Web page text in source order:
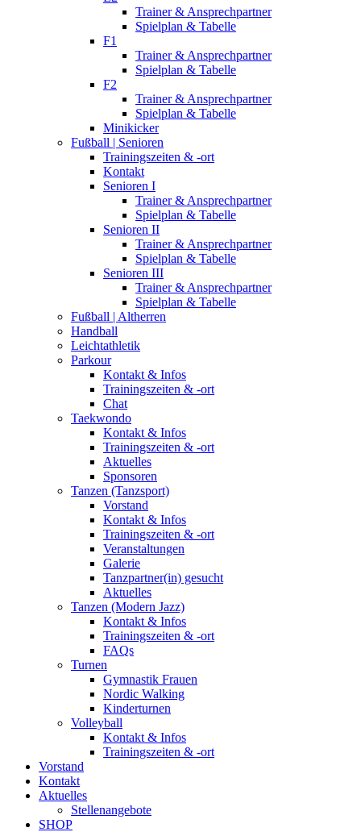
Trainer & Ansprechpartner
Spielplan & Tabelle
F1
Trainer & Ansprechpartner
Spielplan & Tabelle
F2
Trainer & Ansprechpartner
Spielplan & Tabelle
Minikicker
Fußball | Senioren
Trainingszeiten & -ort
Kontakt
Senioren I
Trainer & Ansprechpartner
Spielplan & Tabelle
Senioren II
Trainer & Ansprechpartner
Spielplan & Tabelle
Senioren III
Trainer & Ansprechpartner
Spielplan & Tabelle
Fußball | Altherren
Handball
Leichtathletik
Parkour
Kontakt & Infos
Trainingszeiten & -ort
Chat
Taekwondo
Kontakt & Infos
Trainingszeiten & -ort
Aktuelles
Sponsoren
Tanzen (Tanzsport)
Vorstand
Kontakt & Infos
Trainingszeiten & -ort
Veranstaltungen
Galerie
Tanzpartner(in) gesucht
Aktuelles
Tanzen (Modern Jazz)
Kontakt & Infos
Trainingszeiten & -ort
FAQs
Turnen
Gymnastik Frauen
Nordic Walking
Kinderturnen
Volleyball
Kontakt & Infos
Trainingszeiten & -ort
Vorstand
Kontakt
Aktuelles
Stellenangebote
SHOP